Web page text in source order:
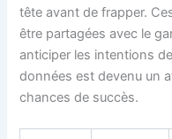
tête avant de frapper.
être partagées avec le
anticiper les intentions
données est devenu un
chances de succès.